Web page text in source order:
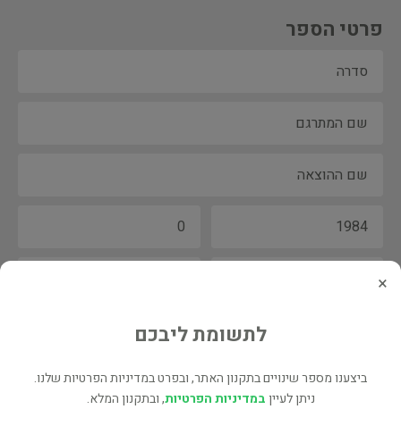
פרטי הספר
×
לתשומת ליבכם
ביצענו מספר שינויים בתקנון האתר, ובפרט במדיניות הפרטיות שלנו.
ניתן לעייןבמדיניות הפרטיות, ובתקנון המלא.